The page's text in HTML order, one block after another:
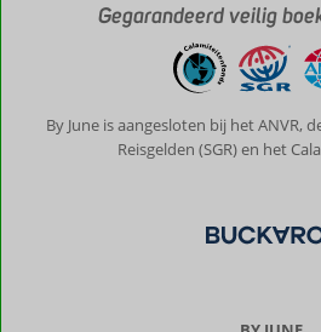
Gegarandeerd veilig
By June is aangesloten bij het ANVR,
Reisgelden (SGR) en het